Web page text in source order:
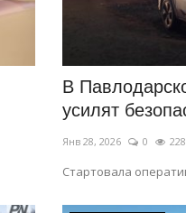
В
усилят
Янв 28, 2026 0 228
Стартовала